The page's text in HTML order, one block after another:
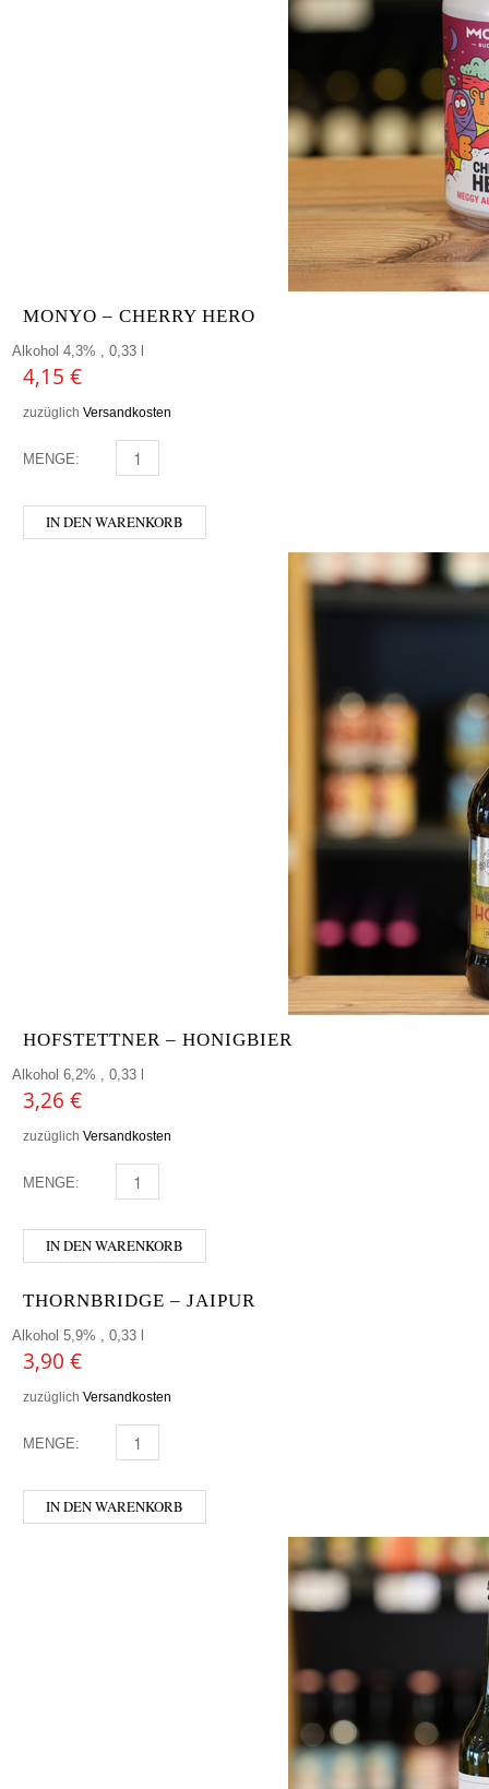
MONYO – CHERRY HERO
Alkohol 4,3% , 0,33 l
4,15 €
zuzüglich Versandkosten
MENGE: MONYO - CHERRY HERO MENGE
IN DEN WARENKORB
HOFSTETTNER – HONIGBIER
Alkohol 6,2% , 0,33 l
3,26 €
zuzüglich Versandkosten
MENGE: HOFSTETTNER - HONIGBIER MENGE
IN DEN WARENKORB
THORNBRIDGE – JAIPUR
Alkohol 5,9% , 0,33 l
3,90 €
zuzüglich Versandkosten
MENGE: THORNBRIDGE - JAIPUR MENGE
IN DEN WARENKORB